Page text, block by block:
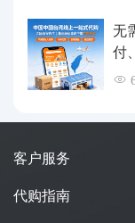
无
付
客户服务
代购指南